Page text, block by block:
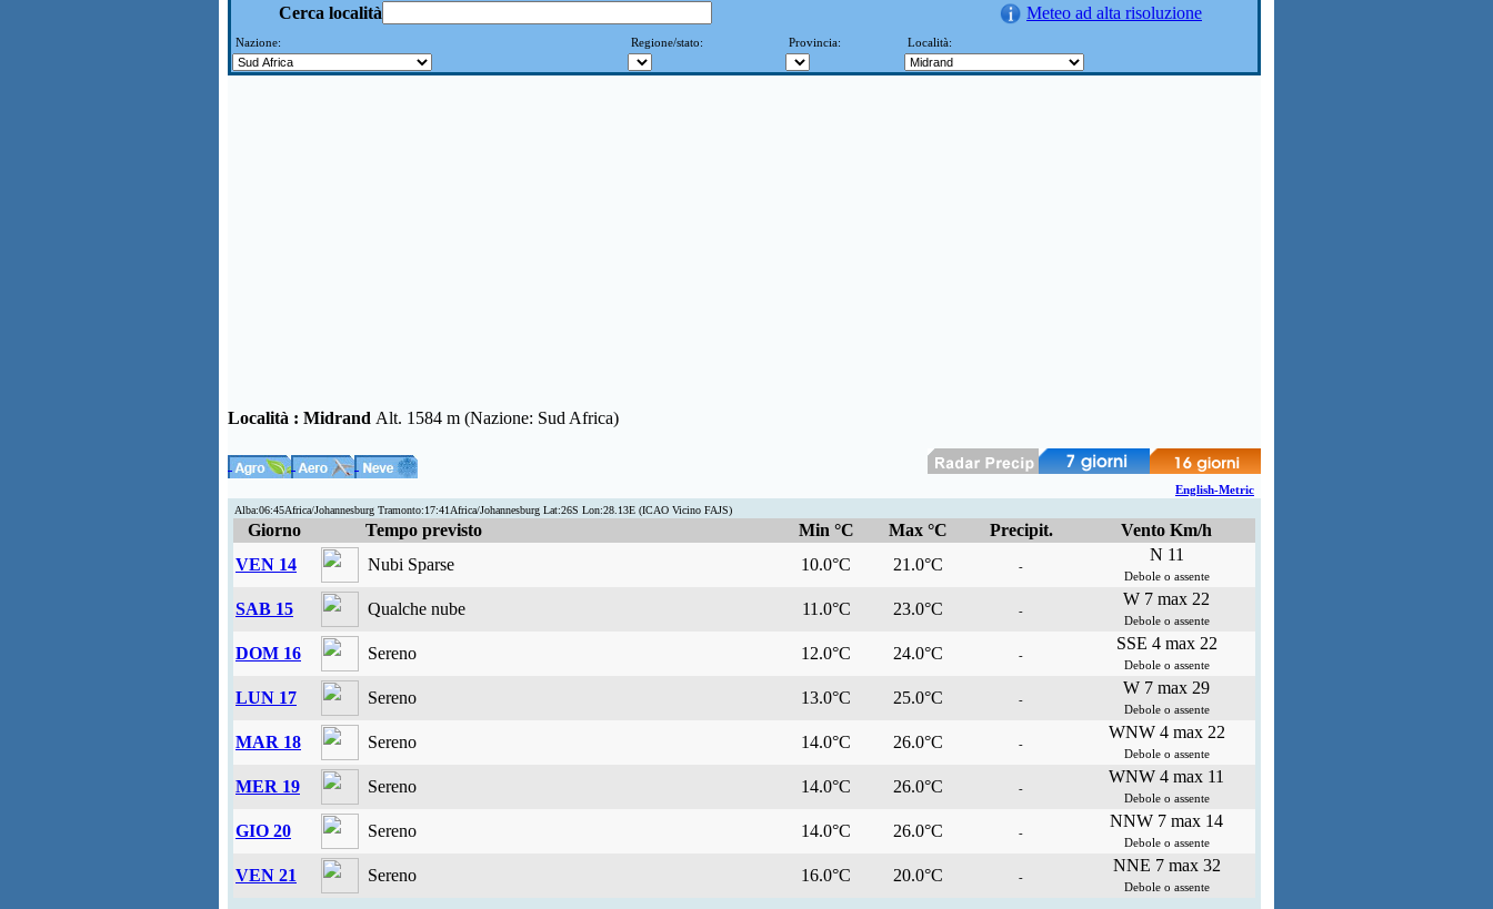
Cerca località Meteo ad alta risoluzione
Nazione: Regione/stato: Provincia: Località:
Località : Midrand Alt. 1584 m (Nazione: Sud Africa)
English-Metric
Alba:06:45Africa/Johannesburg Tramonto:17:41Africa/Johannesburg Lat:26S Lon:28.13E (ICAO Vicino FAJS)
Giorno Tempo previsto Min °C Max °C Precipit.
Vento Km/h
VEN 14
Nubi Sparse 10.0°C 21.0°C -
N 11
Debole o assente
SAB 15 Qualche nube 11.0°C 23.0°C -
W 7 max 22
Debole o assente
DOM 16 Sereno 12.0°C 24.0°C -
SSE 4 max 22
Debole o assente
LUN 17 Sereno 13.0°C 25.0°C -
W 7 max 29
Debole o assente
MAR 18 Sereno 14.0°C 26.0°C -
WNW 4 max 22
Debole o assente
MER 19 Sereno 14.0°C 26.0°C -
WNW 4 max 11
Debole o assente
GIO 20 Sereno 14.0°C 26.0°C -
NNW 7 max 14
Debole o assente
VEN 21 Sereno 16.0°C 20.0°C -
NNE 7 max 32
Debole o assente